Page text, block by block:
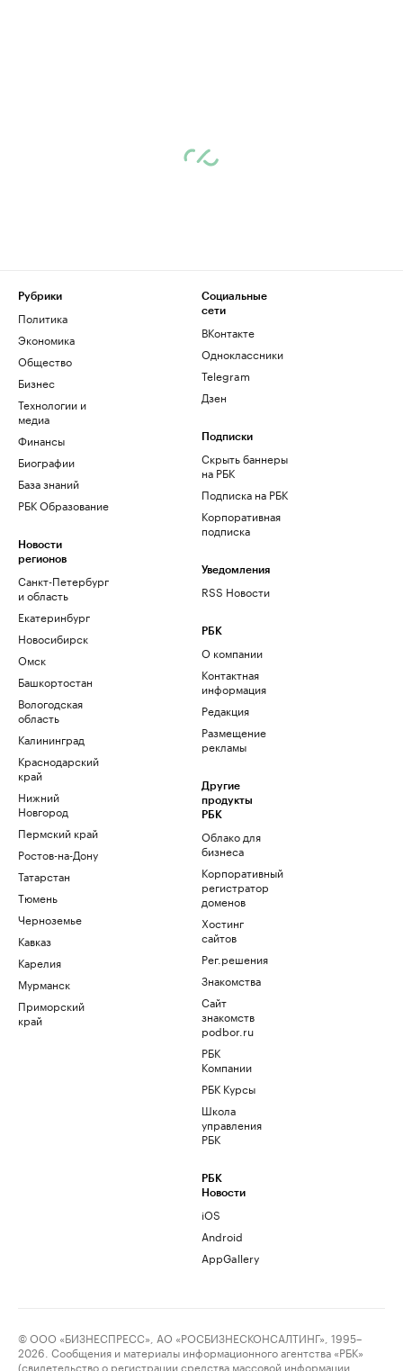
Рубрики
Политика
Экономика
Общество
Бизнес
Технологии и
медиа
Финансы
Биографии
База знаний
РБК Образование
Новости
регионов
Санкт-Петербург
и область
Екатеринбург
Новосибирск
Омск
Башкортостан
Вологодская
область
Калининград
Краснодарский
край
Нижний
Новгород
Пермский край
Ростов-на-Дону
Татарстан
Тюмень
Черноземье
Кавказ
Карелия
Мурманск
Приморский
край
Социальные
сети
ВКонтакте
Одноклассники
Telegram
Дзен
Подписки
Скрыть баннеры
на РБК
Подписка на РБК
Корпоративная
подписка
Уведомления
RSS Новости
РБК
О компании
Контактная
информация
Редакция
Размещение
рекламы
Другие
продукты
РБК
Облако для
бизнеса
Корпоративный
регистратор
доменов
Хостинг
сайтов
Рег.решения
Знакомства
Сайт
знакомств
podbor.ru
РБК
Компании
РБК Курсы
Школа
управления
РБК
РБК
Новости
iOS
Android
AppGallery
© ООО «БИЗНЕСПРЕСС», АО «РОСБИЗНЕСКОНСАЛТИНГ», 1995–
2026. Сообщения и материалы информационного агентства «РБК»
(свидетельство о регистрации средства массовой информации